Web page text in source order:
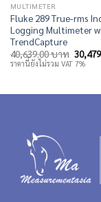
MULTIMETER
Fluke 289 True-rms
Logging Multimeter
TrendCapture
40,639.00บาท
price
was:
ราคานี้ยังไม่รวม VAT 7%